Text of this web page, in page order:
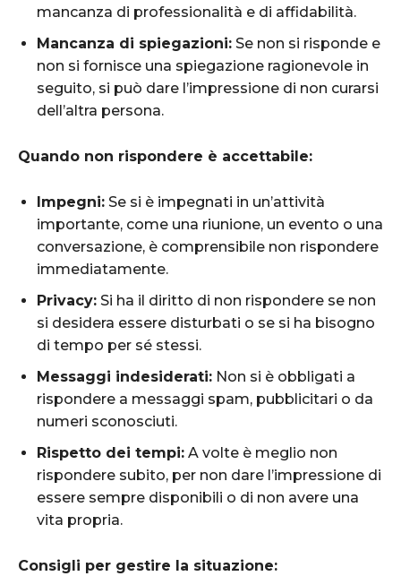
mancanza di professionalità e di affidabilità.
Mancanza di spiegazioni: Se non si risponde e
non si fornisce una spiegazione ragionevole in
seguito, si può dare l’impressione di non curarsi
dell’altra persona.
Quando non rispondere è accettabile:
Impegni: Se si è impegnati in un’attività
importante, come una riunione, un evento o una
conversazione, è comprensibile non rispondere
immediatamente.
Privacy: Si ha il diritto di non rispondere se non
si desidera essere disturbati o se si ha bisogno
di tempo per sé stessi.
Messaggi indesiderati: Non si è obbligati a
rispondere a messaggi spam, pubblicitari o da
numeri sconosciuti.
Rispetto dei tempi: A volte è meglio non
rispondere subito, per non dare l’impressione di
essere sempre disponibili o di non avere una
vita propria.
Consigli per gestire la situazione: